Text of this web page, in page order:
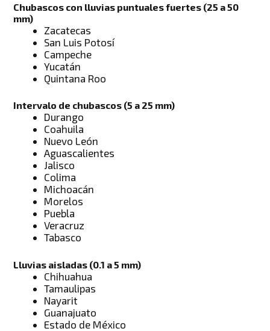
Chubascos con lluvias puntuales fuertes (25 a 50
mm)
Zacatecas
San Luis Potosí
Campeche
Yucatán
Quintana Roo
Intervalo de chubascos (5 a 25 mm)
Durango
Coahuila
Nuevo León
Aguascalientes
Jalisco
Colima
Michoacán
Morelos
Puebla
Veracruz
Tabasco
Lluvias aisladas (0.1 a 5 mm)
Chihuahua
Tamaulipas
Nayarit
Guanajuato
Estado de México